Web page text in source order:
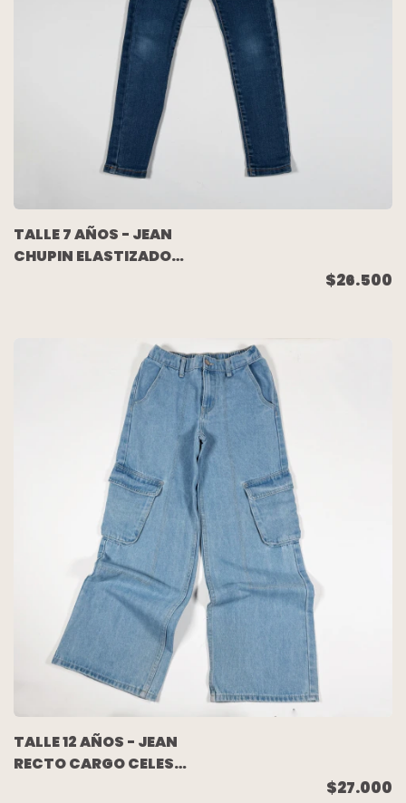
TALLE 7 AÑOS - JEAN
CHUPIN ELASTIZADO
$26.500
TALLE 12 AÑOS - JEAN
RECTO CARGO CELESTE
$27.000